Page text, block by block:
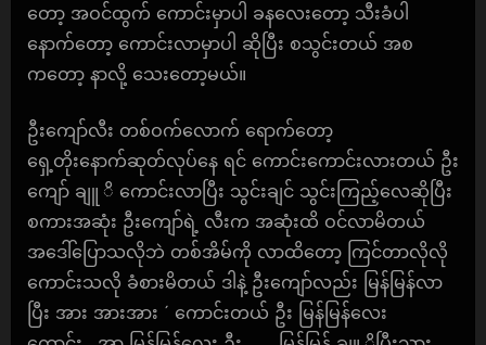
တော့ အဝင်ထွက် ကောင်းမှာပါ ခနလေးတော့ သီးခံပါ
နောက်တော့ ကောင်းလာမှာပါ ဆိုပြီး စသွင်းတယ် အစ
ကတော့ နာလို့ သေးတော့မယ်။
ဦးကျော်လီး တစ်ဝက်လောက် ရောက်တော့
ရှေ့တိုးနောက်ဆုတ်လုပ်နေ ရင် ကောင်းကောင်းလားတယ် ဦး
ကျော် ချူ ိ ကောင်းလာပြီး သွင်းချင် သွင်းကြည့်လေဆိုပြီး
စကားအဆုံး ဦးကျော်ရဲ့ လီးက အဆုံးထိ ဝင်လာမိတယ်
အဒေါ်ပြောသလိုဘဲ တစ်အိမ်ကို လာထိတော့ ကြင်တာလိုလို
ကောင်းသလို ခံစားမိတယ် ဒါနဲ့ ဦးကျော်လည်း မြန်မြန်လာ
ပြီး အား အားအား ´ ကောင်းတယ် ဦး မြန်မြန်လေး